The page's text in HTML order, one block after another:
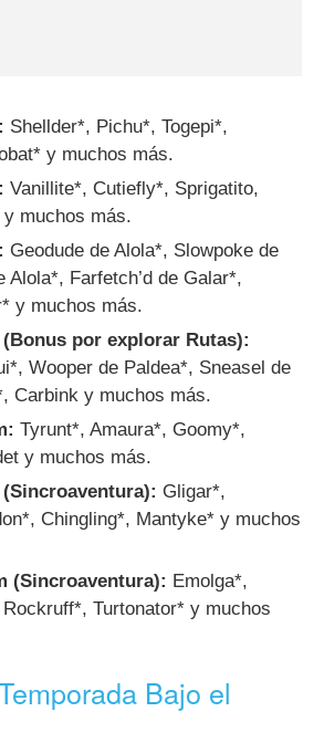
Shellder*, Pichu*, Togepi*,
y muchos más.
Vanillite*, Cutiefly*, Sprigatito,
muchos más.
Geodude de Alola*, Slowpoke de
Alola*, Farfetch’d de Galar*,
y muchos más.
por explorar Rutas):
Wooper de Paldea*, Sneasel de
Carbink y muchos más.
Tyrunt*, Amaura*, Goomy*,
y muchos más.
Gligar*,
Chingling*, Mantyke* y muchos
(Sincroaventura): Emolga*,
Turtonator* y muchos
Bajo el